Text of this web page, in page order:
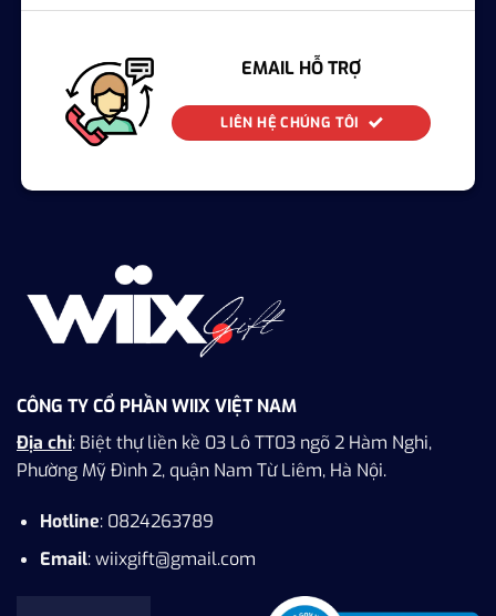
EMAIL HỖ TRỢ
LIÊN HỆ CHÚNG TÔI
CÔNG TY CỔ PHẦN WIIX VIỆT NAM
Địa chỉ: Biệt thự liền kề 03 Lô TT03 ngõ 2 Hàm Nghi,
Phường Mỹ Đình 2, quận Nam Từ Liêm, Hà Nội.
Hotline: 0824263789
Email: wiixgift@gmail.com